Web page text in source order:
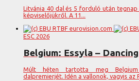
Litvánia 40 dal és 5 forduló után
képviselőjükről. A 11...
ESC 2026
Belgium: Essyla –
Múlt héten tartotta meg Belgium
dalpremierjét. Idén a vallonok, vagyis az